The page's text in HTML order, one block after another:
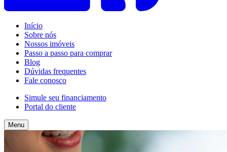
Início
Sobre nós
Nossos imóveis
Passo a passo para comprar
Blog
Dúvidas frequentes
Fale conosco
Simule seu financiamento
Portal do cliente
Menu